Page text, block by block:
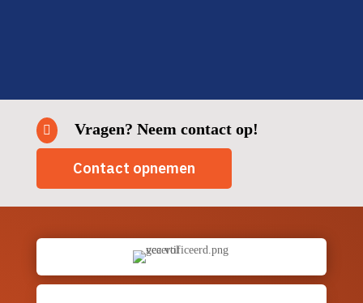
 Vragen? Neem contact op!
Contact opnemen